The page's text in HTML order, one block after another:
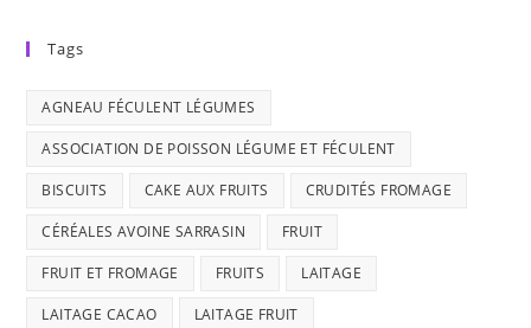
Tags
AGNEAU FÉCULENT LÉGUMES
ASSOCIATION DE POISSON LÉGUME ET FÉCULENT
BISCUITS CAKE AUX FRUITS CRUDITÉS FROMAGE
CÉRÉALES AVOINE SARRASIN FRUIT
FRUIT ET FROMAGE FRUITS LAITAGE
LAITAGE CACAO LAITAGE FRUIT